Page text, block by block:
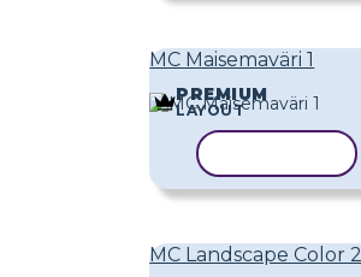
MC Maisemaväri 1
PREMIUM
LAYOUT
MC Landscape Color 2